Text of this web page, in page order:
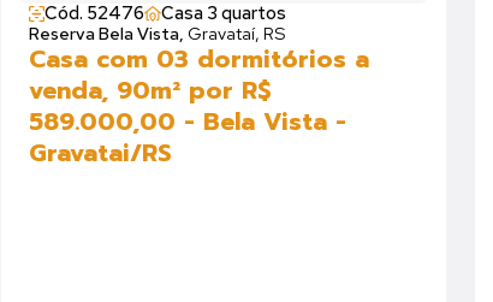
Cód. 52476 Casa 3 quartos
Reserva Bela Vista, Gravataí, RS
Casa com 03 dormitórios a
venda, 90m² por R$
589.000,00 - Bela Vista -
Gravatai/RS